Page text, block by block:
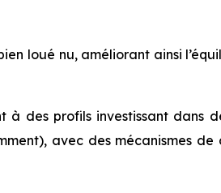
loué nu, améliorant ainsi
à des profils investissant dans
avec des mécanismes de